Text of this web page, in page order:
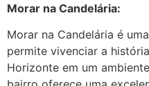
Morar na Candelária:
Morar na Candelária é
permite vivenciar a
Horizonte em um